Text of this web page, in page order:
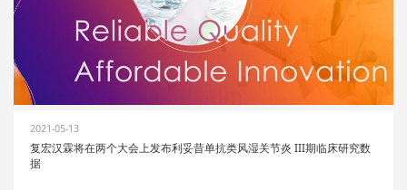
2021-05-13
复宏汉霖将在两个大会上发布利妥昔单抗类风湿关节炎 III期临床研究数
据